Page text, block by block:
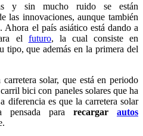
y sin mucho ruido se están
las innovaciones, aunque también
Ahora el país asiático está dando a
el futuro, la cual consiste en
tipo, que además en la primera del
solar, que está en periodo
bici con paneles solares que ha
diferencia es que la carretera solar
pensada para recargar autos